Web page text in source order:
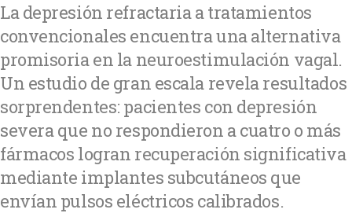
La depresión refractaria a tratamientos
convencionales encuentra una alternativa
promisoria en la neuroestimulación vagal.
Un estudio de gran escala revela resultados
sorprendentes: pacientes con depresión
severa que no respondieron a cuatro o más
fármacos logran recuperación significativa
mediante implantes subcutáneos que
envían pulsos eléctricos calibrados.